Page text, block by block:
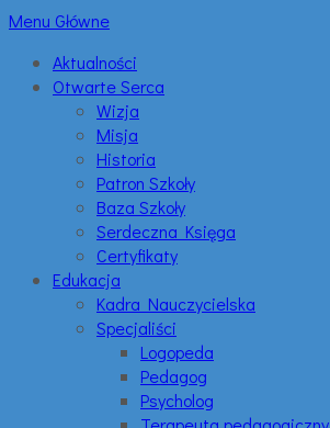
Menu Główne
Aktualności
Otwarte Serca
Wizja
Misja
Historia
Patron Szkoły
Baza Szkoły
Serdeczna Księga
Certyfikaty
Edukacja
Kadra Nauczycielska
Specjaliści
Logopeda
Pedagog
Psycholog